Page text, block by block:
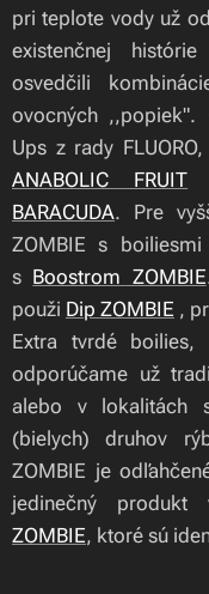
pri teplote vody už
existenčnej
osvedčili
ovocných
Ups z rady
ANABOLIC FRUIT
BARACUDA. Pre
ZOMBIE s
s Boostrom ZOMBIE
použi Dip ZOMBIE ,
Extra tvrdé boilies,
odporúčame už
alebo v lokalitách
(bielych) druhov
ZOMBIE je
jedinečný
ZOMBIE, ktoré sú